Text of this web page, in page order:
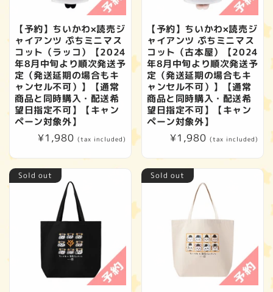
【予約】ちいかわ×読売ジ
ャイアンツ ぷちミニマス
コット（ラッコ）【2024
年8月中旬より順次発送予
定（発送延期の場合もキ
ャンセル不可）】【通常
商品と同時購入・配送希
望日指定不可】【キャン
ペーン対象外】
Regular
¥1,980 (tax included)
【予約】ちいかわ×読売ジ
ャイアンツ ぷちミニマス
コット（古本屋）【2024
年8月中旬より順次発送予
定（発送延期の場合もキ
ャンセル不可）】【通常
商品と同時購入・配送希
望日指定不可】【キャン
ペーン対象外】
Regular
¥1,980 (tax included)
Sold out Sold out